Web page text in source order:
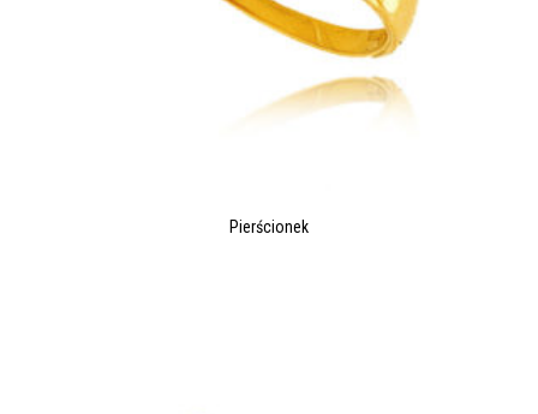
Pierścionek